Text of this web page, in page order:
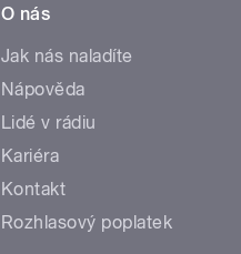
O nás
Jak nás naladíte
Nápověda
Lidé v rádiu
Kariéra
Kontakt
Rozhlasový poplatek